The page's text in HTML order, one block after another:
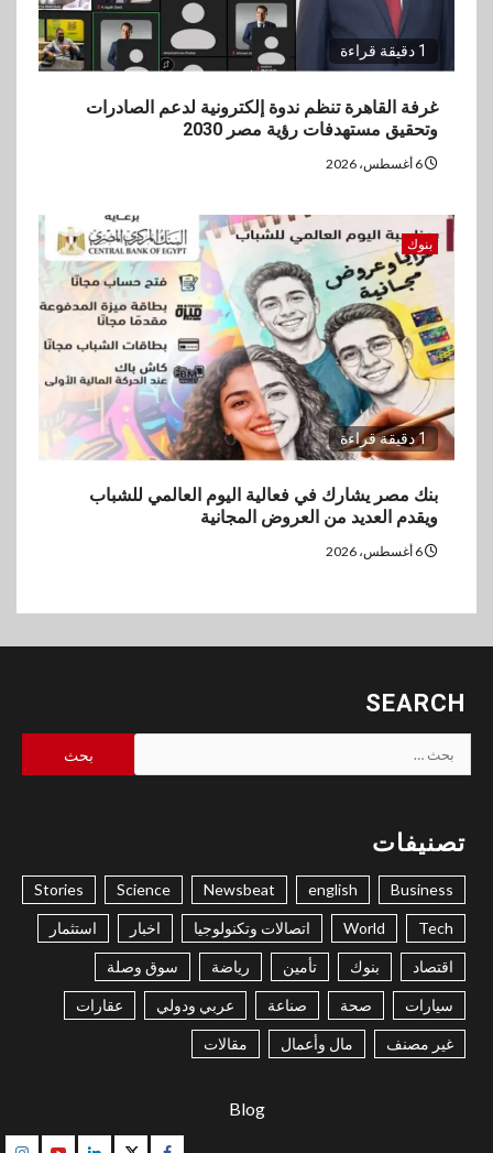
1 دقيقة قراءة
غرفة القاهرة تنظم ندوة إلكترونية لدعم الصادرات
وتحقيق مستهدفات رؤية مصر 2030
بنوك
1 دقيقة قراءة
بنك مصر يشارك في فعالية اليوم العالمي للشباب
ويقدم العديد من العروض المجانية
SEARCH
البحث
عن:
تصنيفات
Business
english
Newsbeat
Science
Stories
Tech
World اتصالات وتكنولوجيا اخبار استثمار
اقتصاد بنوك تأمين رياضة سوق وصلة
سيارات صحة صناعة عربي ودولي عقارات
غير مصنف مال وأعمال مقالات
Blog